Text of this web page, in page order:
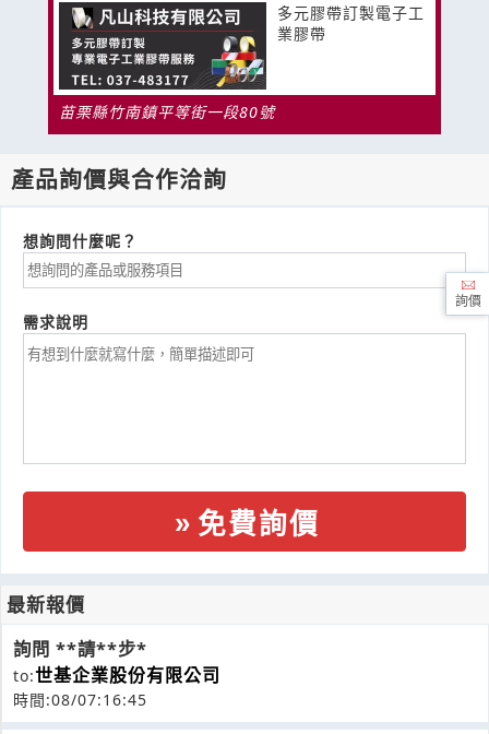
多元膠帶訂製電子工
業膠帶
苗栗縣竹南鎮平等街一段80號
產品詢價與合作洽詢
想詢問什麼呢？
需求說明
免費詢價
最新報價
詢問 **請**步*
to:世基企業股份有限公司
時間:08/07:16:45
詢價